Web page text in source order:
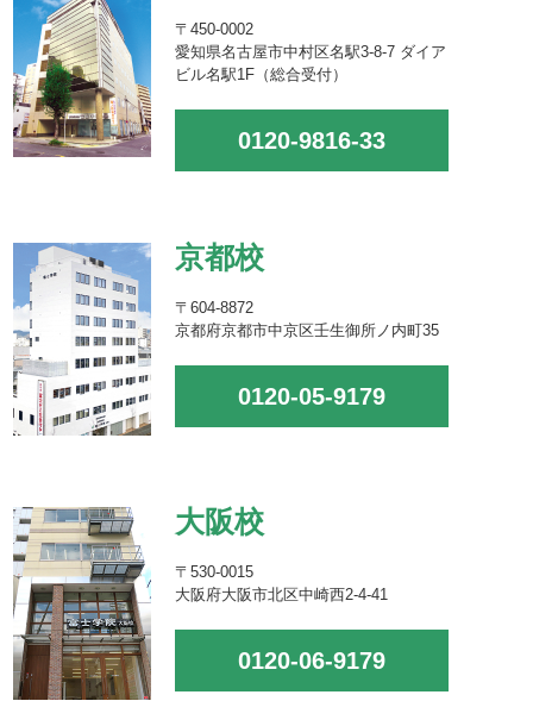
〒450-0002
愛知県名古屋市中村区名駅3-8-7 ダイア
ビル名駅1F（総合受付）
0120-9816-33
京都校
〒604-8872
京都府京都市中京区壬生御所ノ内町35
0120-05-9179
大阪校
〒530-0015
大阪府大阪市北区中崎西2-4-41
0120-06-9179